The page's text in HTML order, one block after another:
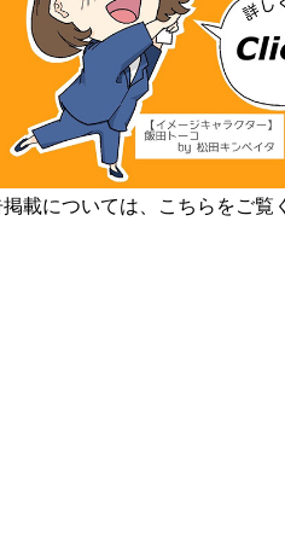
載については、こちらをご覧